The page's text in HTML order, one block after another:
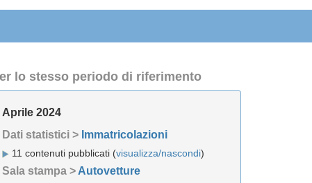
lo stesso periodo di riferimento
Aprile 2024
Dati statistici > Immatricolazioni
11 contenuti pubblicati (visualizza/nascondi)
Sala stampa > Autovetture